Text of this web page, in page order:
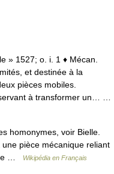
» 1527; o. i. 1 ♦ Mécan.
et destinée à la
pièces mobiles.
à transformer un… …
homonymes, voir Bielle.
pièce mécanique reliant
…
Wikipédia en Français